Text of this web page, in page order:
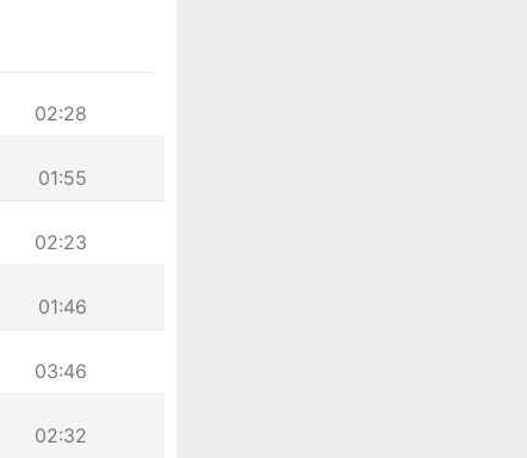
02:28
01:55
02:23
01:46
03:46
02:32